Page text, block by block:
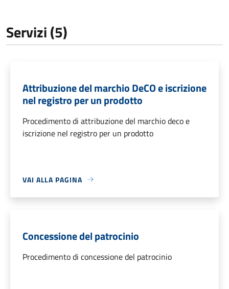
Servizi (5)
Attribuzione del marchio DeCO e iscrizione
nel registro per un prodotto
Procedimento di attribuzione del marchio deco e
iscrizione nel registro per un prodotto
VAI ALLA PAGINA
Concessione del patrocinio
Procedimento di concessione del patrocinio